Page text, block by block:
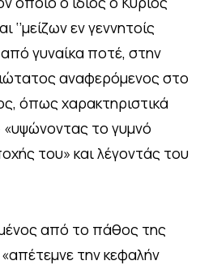
εν γεννητοίς
γυναίκα ποτέ, στην
αναφερόμενος στο
όπως χαρακτηριστικά
«υψώνοντας το γυμνό
του» και λέγοντάς του
από το πάθος της
την κεφαλήν